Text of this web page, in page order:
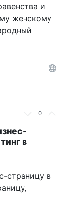
и
женскому
0
в
страницу в